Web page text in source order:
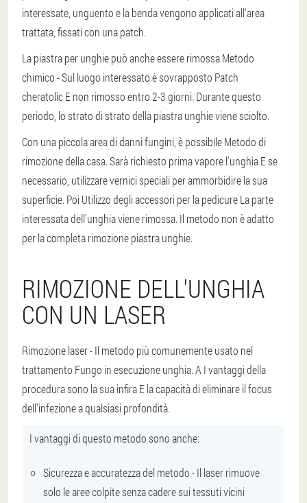
interessate, unguento e la benda vengono applicati all'area
trattata, fissati con una patch.
La piastra per unghie può anche essere rimossaMetodo
chimico- Sul luogo interessato è sovrapposto Patch
cheratolicE non rimosso entro 2-3 giorni. Durante questo
periodo, lo strato di strato della piastra unghie viene sciolto.
Con una piccola area di danni fungini, è possibileMetodo di
rimozione della casa. Sarà richiesto primavapore l'unghiaE se
necessario, utilizzare vernici speciali per ammorbidire la sua
superficie. Poi Utilizzo degli accessori per la pedicureLa parte
interessata dell'unghia viene rimossa. Il metodo non è adatto
per la completa rimozionepiastra unghie.
RIMOZIONE DELL'UNGHIA
CON UN LASER
Rimozione laser- Il metodo più comunemente usato nel
trattamento Fungo in esecuzioneunghia. A I vantaggi della
procedura sono la sua infiraE la capacità di eliminare il focus
dell'infezione a qualsiasi profondità.
I vantaggi di questo metodo sono anche:
Sicurezza e accuratezza del metodo- Il laser rimuove
solo le aree colpite senza cadere sui tessuti vicini